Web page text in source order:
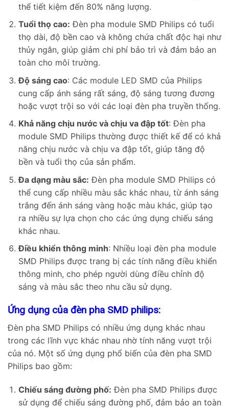
thể tiết kiệm đến 80% năng lượng.
Tuổi thọ cao: Đèn pha module SMD Philips có tuổi
thọ dài, độ bền cao và không chứa chất độc hại như
thủy ngân, giúp giảm chi phí bảo trì và đảm bảo an
toàn cho môi trường.
Độ sáng cao: Các module LED SMD của Philips
cung cấp ánh sáng rất sáng, độ sáng tương đương
hoặc vượt trội so với các loại đèn pha truyền thống.
Khả năng chịu nước và chịu va đập tốt: Đèn pha
module SMD Philips thường được thiết kế để có khả
năng chịu nước và chịu va đập tốt, giúp tăng độ
bền và tuổi thọ của sản phẩm.
Đa dạng màu sắc: Đèn pha module SMD Philips có
thể cung cấp nhiều màu sắc khác nhau, từ ánh sáng
trắng đến ánh sáng vàng hoặc màu khác, giúp tạo
ra nhiều sự lựa chọn cho các ứng dụng chiếu sáng
khác nhau.
Điều khiển thông minh: Nhiều loại đèn pha module
SMD Philips được trang bị các tính năng điều khiển
thông minh, cho phép người dùng điều chỉnh độ
sáng và màu sắc theo nhu cầu sử dụng.
Ứng dụng của đèn pha SMD philips:
Đèn pha SMD Philips có nhiều ứng dụng khác nhau
trong các lĩnh vực khác nhau nhờ tính năng vượt trội
của nó. Một số ứng dụng phổ biến của đèn pha SMD
Philips bao gồm:
Chiếu sáng đường phố: Đèn pha SMD Philips được
sử dụng để chiếu sáng đường phố, đảm bảo an toàn